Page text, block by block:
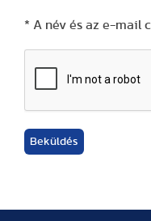
* A név és az e-mail
Beküldés